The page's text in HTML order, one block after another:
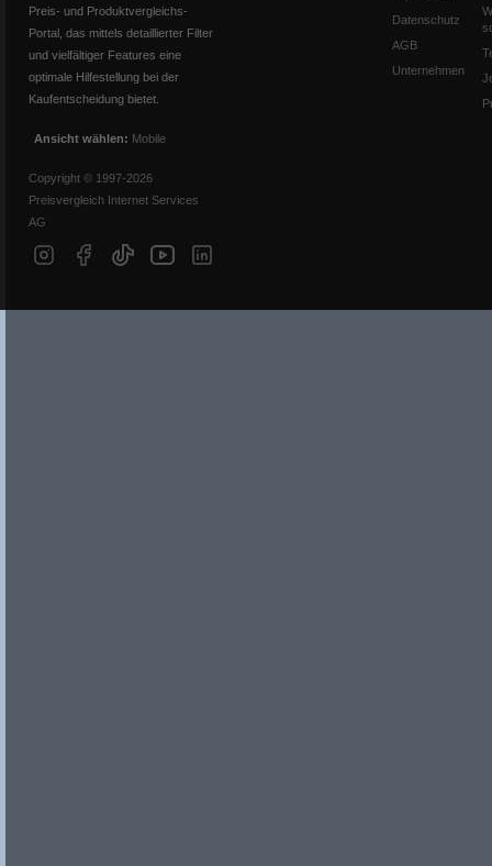
Preis- und Produktvergleichs-
Portal, das mittels detaillierter Filter
und vielfältiger Features eine
optimale Hilfestellung bei der
Kaufentscheidung bietet.
Ansicht wählen: Mobile
Copyright © 1997-2026
Preisvergleich Internet Services
AG
Datenschutz
AGB
Unternehmen